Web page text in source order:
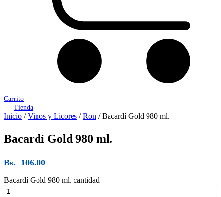
Carrito
Tienda
Inicio /Vinos y Licores /Ron / Bacardí Gold 980 ml.
Bacardí Gold 980 ml.
Bs. 106.00
Bacardí Gold 980 ml. cantidad